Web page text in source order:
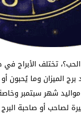
تختلف الأبراج
الميزان وما يُحبون
مواليد شهر سبتمبر
لصاحب أو صاحبة